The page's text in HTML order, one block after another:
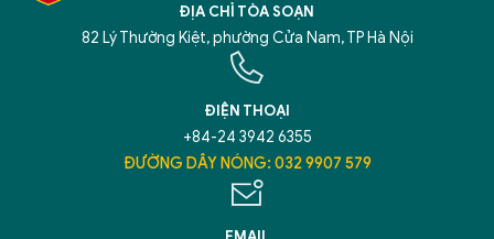
ĐỊA CHỈ TÒA SOẠN
82 Lý Thường Kiệt, phường Cửa Nam, TP Hà Nội
ĐIỆN THOẠI
+84-24 3942 6355
ĐƯỜNG DÂY NÓNG: 032 9907 579
TÔI LÀ CHATBOT CỦA
Hãy hỏi tôi bất kỳ điều gì bạn cần biết về
An Ninh Thủ Đô nhé. Tôi sẵn sàng hỗ trợ!